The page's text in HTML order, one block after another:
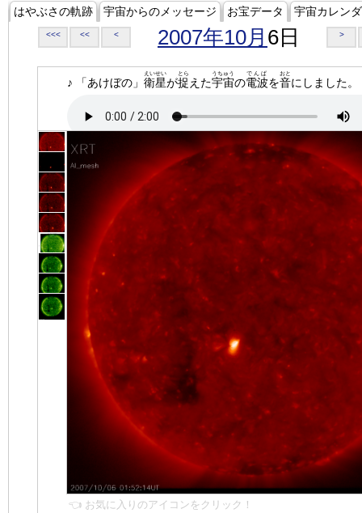
はやぶさの軌跡 宇宙からのメッセージ お宝データ 宇宙カレン
<<< << < 2007年10月 6日 >
♪ 「あけぼの」 衛星
えいせい
が捉
とら
えた宇宙
うちゅう
の電波
でんぱ
を音
おと
にしました。
👈 お気に入りのアイコンをクリック！